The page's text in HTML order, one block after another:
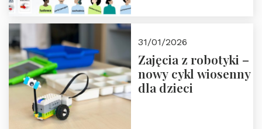
31/01/2026
Zajęcia z robotyki –
nowy cykl wiosenny
dla dzieci